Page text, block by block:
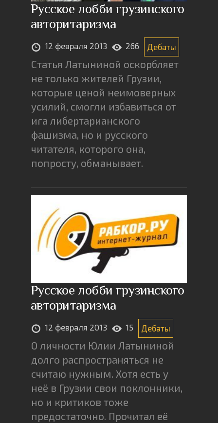
Русское лобби грузинского
авторитаризма
12 февраля 2013 266 Дебаты
Статья Латыниной оскорбляет
не только жителей Грузии,
которые ценой неимоверных
усилий, смогли избавиться от
ига либертарианского
фашизма, но и русского
читателя, которого она,
попросту, обманывает.
Русское лобби грузинского
авторитаризма
12 февраля 2013 15 Дебаты
О личности Юлии Латыниной
долго распространяться не
считаю нужным. Хотя есть у
неё в Грузии свои поклонники,
но и критиков тоже
предостаточно. Прочитал её